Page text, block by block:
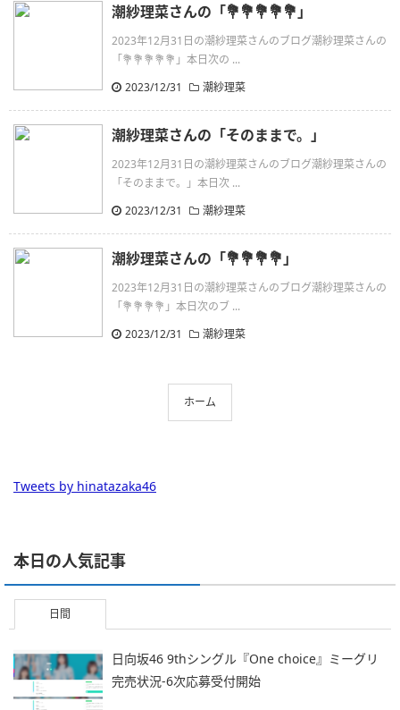
潮紗理菜さんの「💐💐💐💐💐」
2023年12月31日の潮紗理菜さんのブログ潮紗理菜さんの
「💐💐💐💐💐」本日次の ...
2023/12/31
潮紗理菜
潮紗理菜さんの「そのままで。」
2023年12月31日の潮紗理菜さんのブログ潮紗理菜さんの
「そのままで。」本日次 ...
2023/12/31
潮紗理菜
潮紗理菜さんの「💐💐💐💐」
2023年12月31日の潮紗理菜さんのブログ潮紗理菜さんの
「💐💐💐💐」本日次のブ ...
2023/12/31
潮紗理菜
ホーム
Tweets by hinatazaka46
本日の人気記事
日間
日向坂46 9thシングル『One choice』ミーグリ
完売状況-6次応募受付開始